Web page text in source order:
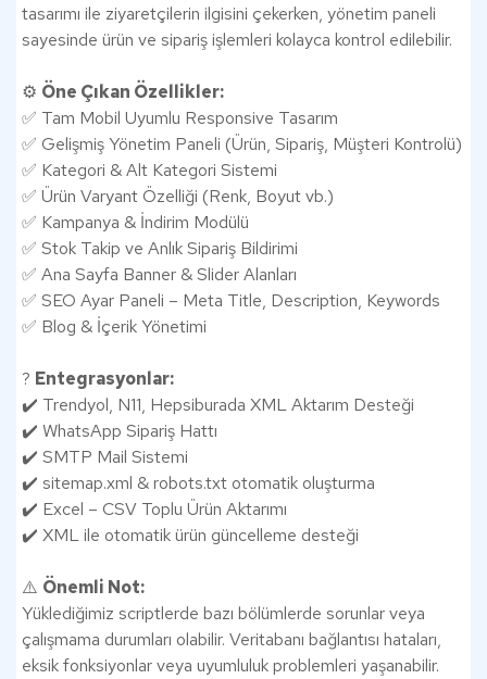
tasarımı ile ziyaretçilerin ilgisini çekerken, yönetim paneli
sayesinde ürün ve sipariş işlemleri kolayca kontrol edilebilir.
⚙️ Öne Çıkan Özellikler:
✅ Tam Mobil Uyumlu Responsive Tasarım
✅ Gelişmiş Yönetim Paneli (Ürün, Sipariş, Müşteri Kontrolü)
✅ Kategori & Alt Kategori Sistemi
✅ Ürün Varyant Özelliği (Renk, Boyut vb.)
✅ Kampanya & İndirim Modülü
✅ Stok Takip ve Anlık Sipariş Bildirimi
✅ Ana Sayfa Banner & Slider Alanları
✅ SEO Ayar Paneli – Meta Title, Description, Keywords
✅ Blog & İçerik Yönetimi
? Entegrasyonlar:
✔️ Trendyol, N11, Hepsiburada XML Aktarım Desteği
✔️ WhatsApp Sipariş Hattı
✔️ SMTP Mail Sistemi
✔️ sitemap.xml & robots.txt otomatik oluşturma
✔️ Excel – CSV Toplu Ürün Aktarımı
✔️ XML ile otomatik ürün güncelleme desteği
⚠️ Önemli Not:
Yüklediğimiz scriptlerde bazı bölümlerde sorunlar veya
çalışmama durumları olabilir. Veritabanı bağlantısı hataları,
eksik fonksiyonlar veya uyumluluk problemleri yaşanabilir.